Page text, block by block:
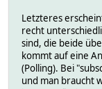
Letzteres
recht
sind, die beide
kommt auf eine
(Polling). Bei
und man braucht